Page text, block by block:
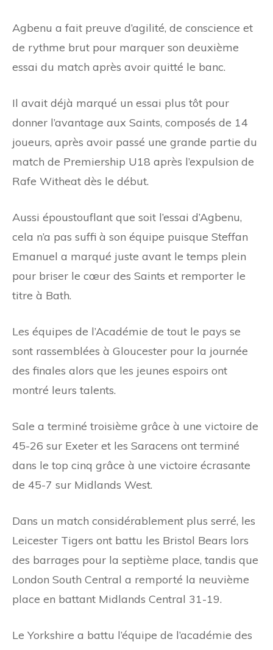
Agbenu a fait preuve d’agilité, de conscience et
de rythme brut pour marquer son deuxième
essai du match après avoir quitté le banc.
Il avait déjà marqué un essai plus tôt pour
donner l’avantage aux Saints, composés de 14
joueurs, après avoir passé une grande partie du
match de Premiership U18 après l’expulsion de
Rafe Witheat dès le début.
Aussi époustouflant que soit l’essai d’Agbenu,
cela n’a pas suffi à son équipe puisque Steffan
Emanuel a marqué juste avant le temps plein
pour briser le cœur des Saints et remporter le
titre à Bath.
Les équipes de l’Académie de tout le pays se
sont rassemblées à Gloucester pour la journée
des finales alors que les jeunes espoirs ont
montré leurs talents.
Sale a terminé troisième grâce à une victoire de
45-26 sur Exeter et les Saracens ont terminé
dans le top cinq grâce à une victoire écrasante
de 45-7 sur Midlands West.
Dans un match considérablement plus serré, les
Leicester Tigers ont battu les Bristol Bears lors
des barrages pour la septième place, tandis que
London South Central a remporté la neuvième
place en battant Midlands Central 31-19.
Le Yorkshire a battu l’équipe de l’académie des